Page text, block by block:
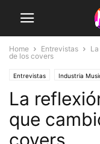
Home Entrevistas
de los covers
Entrevistas Industria
La
que